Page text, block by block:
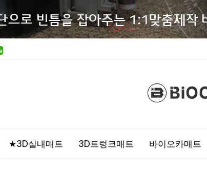
★3D실내매트 3D트렁크매트 바이오카매트